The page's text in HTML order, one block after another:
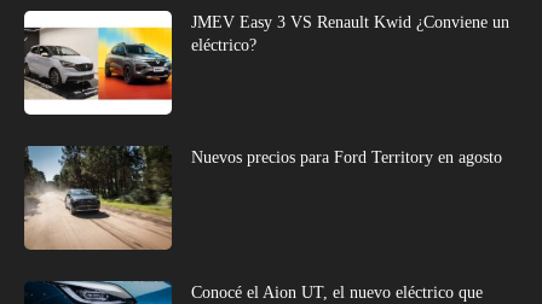
JMEV Easy 3 VS Renault Kwid ¿Conviene un
eléctrico?
Nuevos precios para Ford Territory en agosto
Conocé el Aion UT, el nuevo eléctrico que